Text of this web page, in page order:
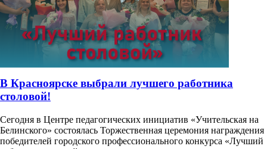
В Красноярске выбрали лучшего работника
столовой!
Сегодня в Центре педагогических инициатив «Учительская на
Белинского» состоялась Торжественная церемония награждения
победителей городского профессионального конкурса «Лучший